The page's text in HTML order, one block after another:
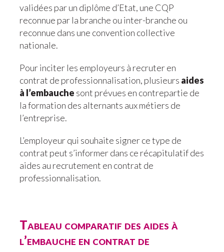
validées par un diplôme d’Etat, une CQP
reconnue par la branche ou inter-branche ou
reconnue dans une convention collective
nationale.
Pour inciter les employeurs à recruter en
contrat de professionnalisation, plusieurs aides
à l’embauche sont prévues en contrepartie de
la formation des alternants aux métiers de
l’entreprise.
L’employeur qui souhaite signer ce type de
contrat peut s’informer dans ce récapitulatif des
aides au recrutement en contrat de
professionnalisation.
Tableau comparatif des aides à
l’embauche en contrat de